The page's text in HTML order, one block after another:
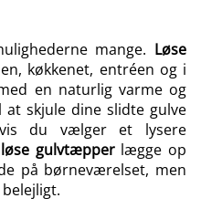
mange. Løse
køkkenet, entréen og i
en naturlig varme og
skjule dine slidte gulve
du vælger et lysere
løse gulvtæpperlægge op
på børneværelset, men